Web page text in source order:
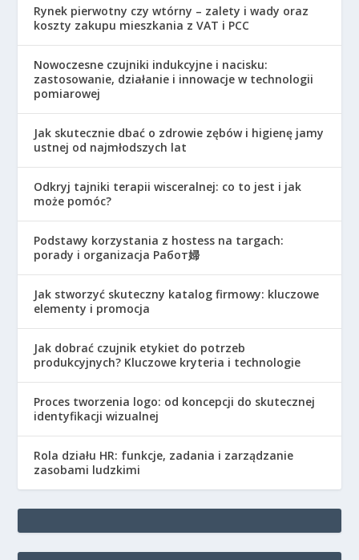
Rynek pierwotny czy wtórny – zalety i wady oraz
koszty zakupu mieszkania z VAT i PCC
Nowoczesne czujniki indukcyjne i nacisku:
zastosowanie, działanie i innowacje w technologii
pomiarowej
Jak skutecznie dbać o zdrowie zębów i higienę jamy
ustnej od najmłodszych lat
Odkryj tajniki terapii wisceralnej: co to jest i jak
może pomóc?
Podstawy korzystania z hostess na targach:
porady i organizacja Работ婦
Jak stworzyć skuteczny katalog firmowy: kluczowe
elementy i promocja
Jak dobrać czujnik etykiet do potrzeb
produkcyjnych? Kluczowe kryteria i technologie
Proces tworzenia logo: od koncepcji do skutecznej
identyfikacji wizualnej
Rola działu HR: funkcje, zadania i zarządzanie
zasobami ludzkimi